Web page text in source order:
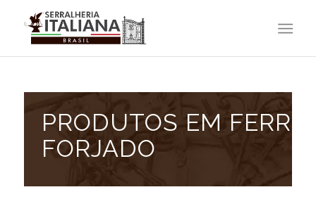
PRODUTOS EM FERRO
FORJADO